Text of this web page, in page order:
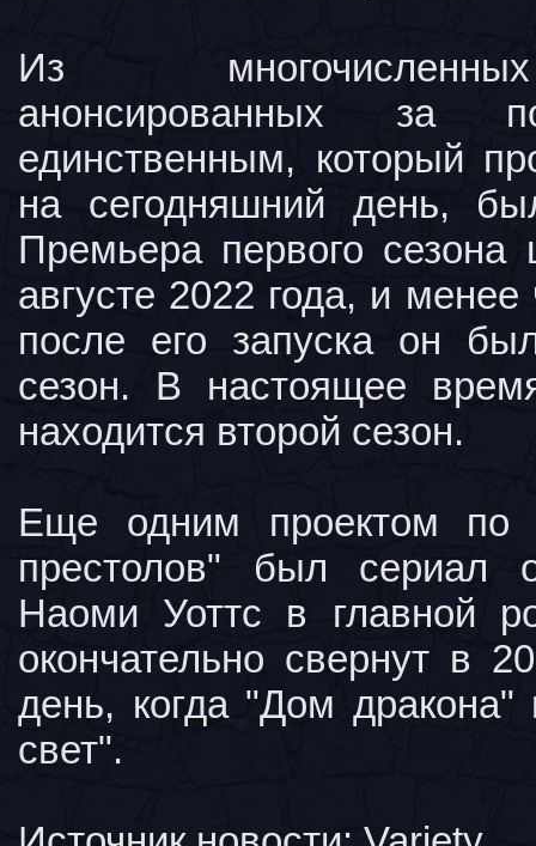
Из
анонсированных за
единственным, который
на сегодняшний день,
Премьера первого сезона
августе 2022 года, и
после его запуска он
сезон. В настоящее
находится второй сезон.
Еще одним проектом по
престолов" был сериал
Наоми Уоттс в главной
окончательно свернут в
день, когда "Дом дракона"
свет".